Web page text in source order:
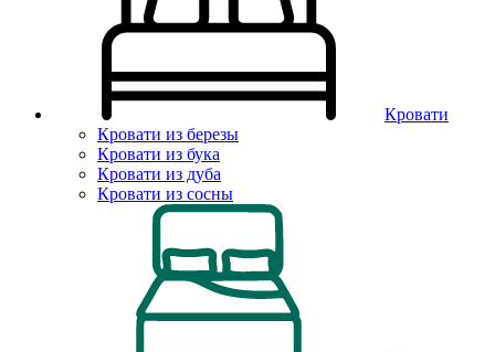
Кровати
Кровати из березы
Кровати из бука
Кровати из дуба
Кровати из сосны